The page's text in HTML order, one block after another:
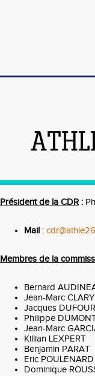
Président de la CDR :
Mail :
Membres de la
Bernard
Jean-Marc CLARY
Jacques DUFOUR
Philippe
Jean-Marc
Killian LEXPERT
Benjamin PARAT
Eric POULENARD
Dominique